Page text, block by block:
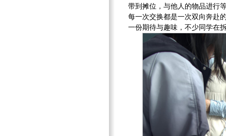
带到摊位，与他人的物品进行
每一次交换都是一次双向奔赴
一份期待与趣味，不少同学在